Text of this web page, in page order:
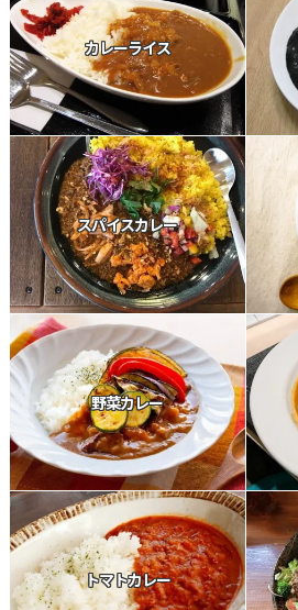
カレーライス
スパイスカレー
野菜カレー
トマトカレー